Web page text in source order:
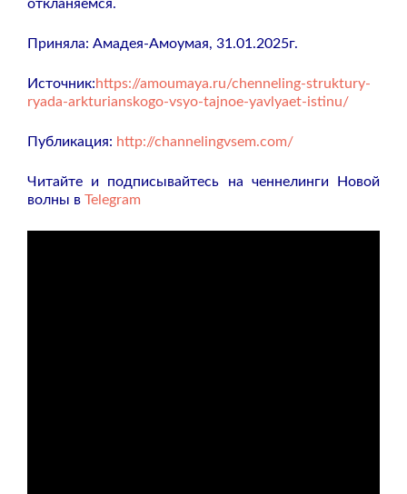
откланяемся.
Приняла: Амадея-Амоумая, 31.01.2025г.
Источник:https://amoumaya.ru/chenneling-struktury-
ryada-arkturianskogo-vsyo-tajnoe-yavlyaet-istinu/
Публикация: http://channelingvsem.com/
Читайте и подписывайтесь на ченнелинги Новой
волны в Telegram